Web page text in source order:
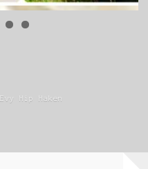
Evy Hip Haken